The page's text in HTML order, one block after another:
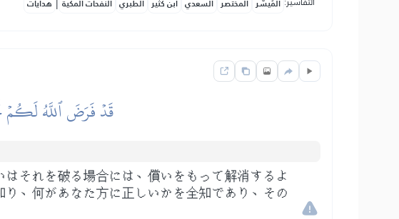
المُيسَّر المختصر السعدي ابن كثير الطبري النفحات المكية هدايات
قَدۡ فَرَضَ ٱللَّهُ لَكُمۡ
それを破る場合には、償いをもって解消するよ
、何があなた方に正しいかを全知であり、その